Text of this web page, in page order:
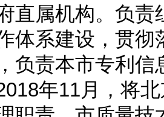
直属机构。负
体系建设，贯
负责本市专利
年11月，将